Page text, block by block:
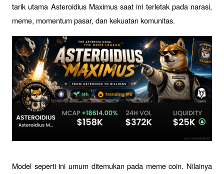
tarik utama Asteroidius Maximus saat ini terletak pada narasi,
meme, momentum pasar, dan kekuatan komunitas.
Model seperti ini umum ditemukan pada meme coin. Nilainya